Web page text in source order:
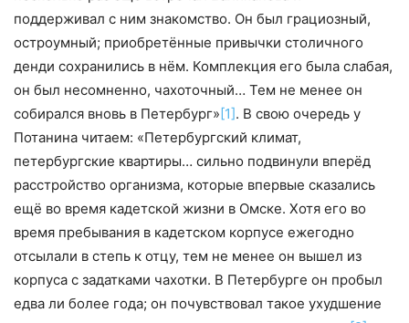
поддерживал с ним знакомство. Он был грациозный,
остроумный; приобретённые привычки столичного
денди сохранились в нём. Комплекция его была слабая,
он был несомненно, чахоточный… Тем не менее он
собирался вновь в Петербург» [1]. В свою очередь у
Потанина читаем: «Петербургский климат,
петербургские квартиры… сильно подвинули вперёд
расстройство организма, которые впервые сказались
ещё во время кадетской жизни в Омске. Хотя его во
время пребывания в кадетском корпусе ежегодно
отсылали в степь к отцу, тем не менее он вышел из
корпуса с задатками чахотки. В Петербурге он пробыл
едва ли более года; он почувствовал такое ухудшение